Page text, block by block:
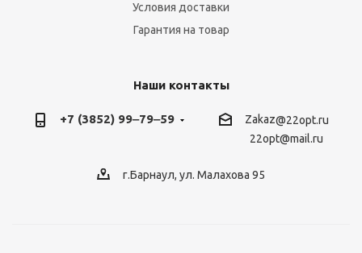
Условия доставки
Гарантия на товар
Наши контакты
+7 (3852) 99‒79‒59 Zakaz@22opt.ru
22opt@mail.ru
г.Барнаул, ул. Малахова 95